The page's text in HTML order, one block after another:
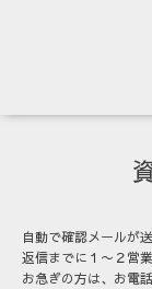
自動で確認メールが
返信までに１〜２営
お急ぎの方は、お電